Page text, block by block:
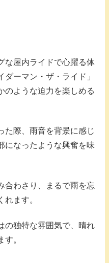
な屋内ライドで心躍る体
ーマン・ザ・ライド」
のような迫力を楽しめる
た際、雨音を背景に感じ
になったような興奮を味
合わさり、まるで雨を忘
ます。
の独特な雰囲気で、晴れ
。